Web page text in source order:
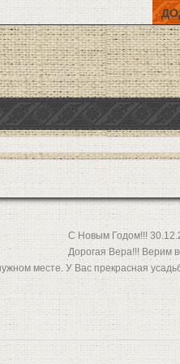
С Новым Годом!!!
Дорогая Вера!!! Верим
месте. У Вас прекрасная